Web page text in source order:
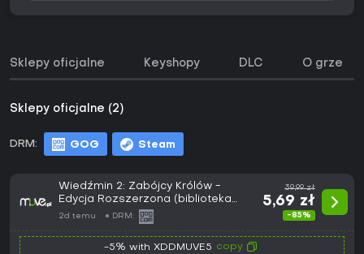
Sklepy oficjalne Keyshopy DLC O grze
Sklepy oficjalne (2)
DRM: GOG Steam
Wiedźmin 2: Zabójcy Królów -
Edycja Rozszerzona (biblioteka
GOG.com)
2d temu DRM:
39,99 zł
5,69 zł
-85%
-5% with XDDMUVE5 copy